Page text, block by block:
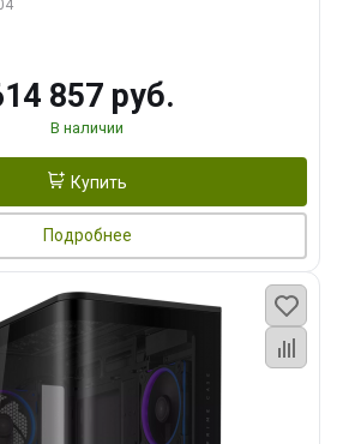
857 руб.
В наличии
Купить
Подробнее